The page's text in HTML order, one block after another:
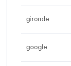
gironde
google